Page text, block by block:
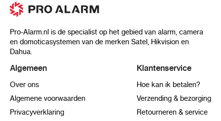
Pro-Alarm.nl is de specialist op het gebied van alarm, camera
en domoticasystemen van de merken Satel, Hikvision en
Dahua.
Algemeen
Over ons
Algemene voorwaarden
Privacyverklaring
Klantenservice
Hoe kan ik betalen?
Verzending & bezorging
Retourneren & service